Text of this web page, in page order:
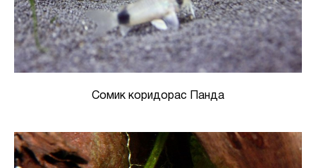
Сомик коридорас Панда